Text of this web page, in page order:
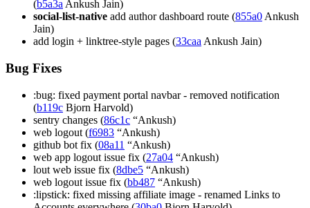
(b5a3aAnkush Jain)
social-list-native add author dashboard route (855a0Ankush
Jain)
add login + linktree-style pages (33caaAnkush Jain)
Bug Fixes
:bug: fixed payment portal navbar - removed notification
(b119c Bjorn Harvold)
sentry changes (86c1c “Ankush)
web logout (f6983 “Ankush)
github bot fix (08a11 “Ankush)
web app logout issue fix (27a04 “Ankush)
lout web issue fix (8dbe5 “Ankush)
web logout issue fix (bb487 “Ankush)
:lipstick: fixed missing affiliate image - renamed Links to